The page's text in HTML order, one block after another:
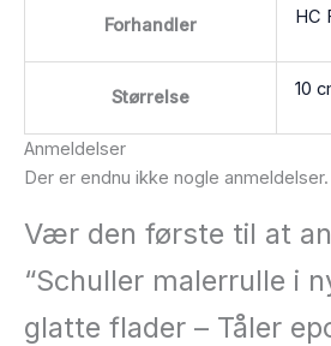
Forhandler HC
Størrelse 10
Anmeldelser
Der er endnu ikke nogle anmeldelser.
Vær den første til at
“Schuller malerrulle i
glatte flader – Tåler